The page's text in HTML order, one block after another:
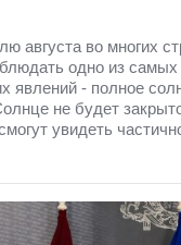
августа во многих
одно из
явлений - полное
не будет
увидеть